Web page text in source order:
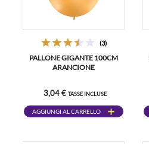
(3)
PALLONE GIGANTE 100CM
ARANCIONE
3,04 € TASSE INCLUSE
AGGIUNGI AL CARRELLO